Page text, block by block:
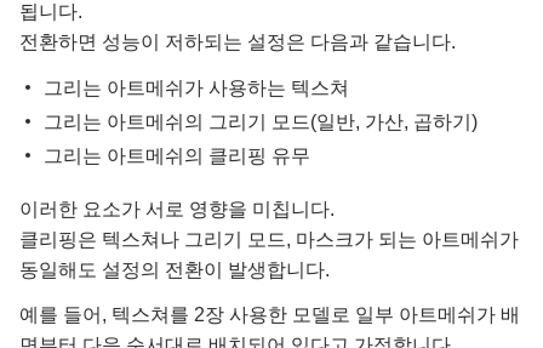
됩니다.
전환하면 성능이 저하되는 설정은 다음과 같습니다.
그리는 아트메쉬가 사용하는 텍스쳐
그리는 아트메쉬의 그리기 모드(일반, 가산, 곱하기)
그리는 아트메쉬의 클리핑 유무
이러한 요소가 서로 영향을 미칩니다.
클리핑은 텍스쳐나 그리기 모드, 마스크가 되는 아트메쉬가
동일해도 설정의 전환이 발생합니다.
예를 들어, 텍스쳐를 2장 사용한 모델로 일부 아트메쉬가 배